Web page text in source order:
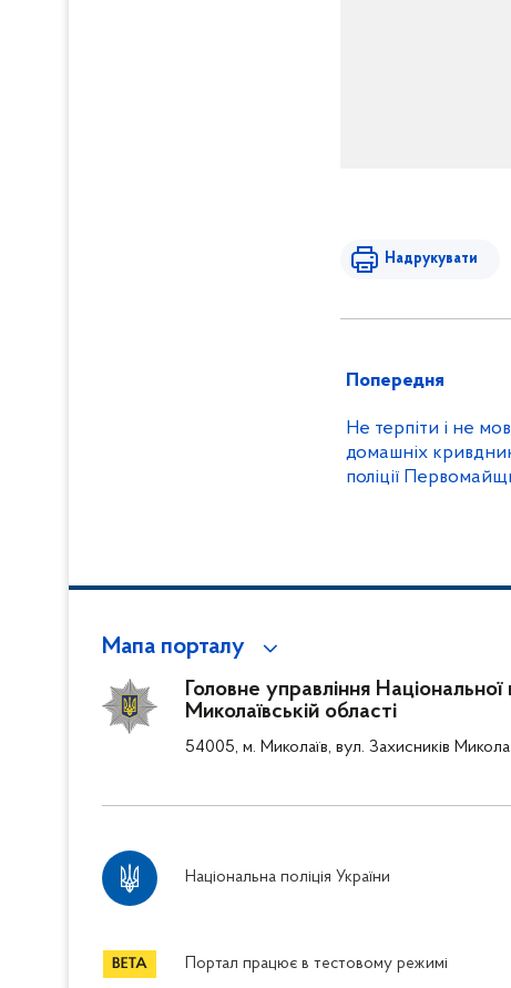
Надрукувати
Попередня
Не терпіти і не
домашніх
поліції
Мапа порталу
Головне управління Національної
Миколаївській області
54005, м. Миколаїв, вул. Захисників
Національна поліція України
Портал працює в тестовому режимі